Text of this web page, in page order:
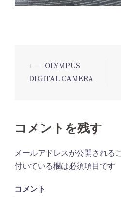
投
稿
ゲ
シ
ョ
ン
⟵ OLYMPUS
DIGITAL CAMERA
コメントを残す
メールアドレスが公開される
付いている欄は必須項目です
コメント